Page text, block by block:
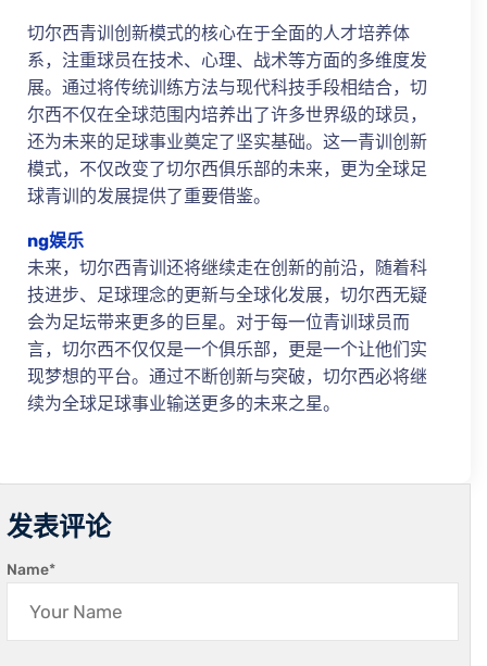
切尔西青训创新模式的核心在于全面的人才培养体
系，注重球员在技术、心理、战术等方面的多维度发
展。通过将传统训练方法与现代科技手段相结合，切
尔西不仅在全球范围内培养出了许多世界级的球员，
还为未来的足球事业奠定了坚实基础。这一青训创新
模式，不仅改变了切尔西俱乐部的未来，更为全球足
球青训的发展提供了重要借鉴。
ng娱乐
未来，切尔西青训还将继续走在创新的前沿，随着科
技进步、足球理念的更新与全球化发展，切尔西无疑
会为足坛带来更多的巨星。对于每一位青训球员而
言，切尔西不仅仅是一个俱乐部，更是一个让他们实
现梦想的平台。通过不断创新与突破，切尔西必将继
续为全球足球事业输送更多的未来之星。
发表评论
Name*